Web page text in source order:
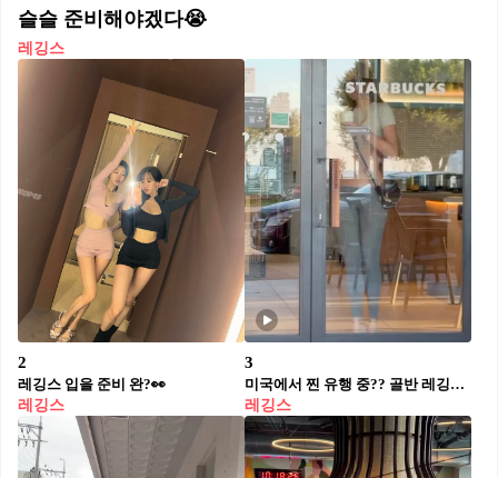
슬슬 준비해야겠다😭
레깅스
2
레깅스 입을 준비 완?👀
레깅스
3
미국에서 찐 유행 중?? 골반 레깅스🔥🥵쎄다..
레깅스